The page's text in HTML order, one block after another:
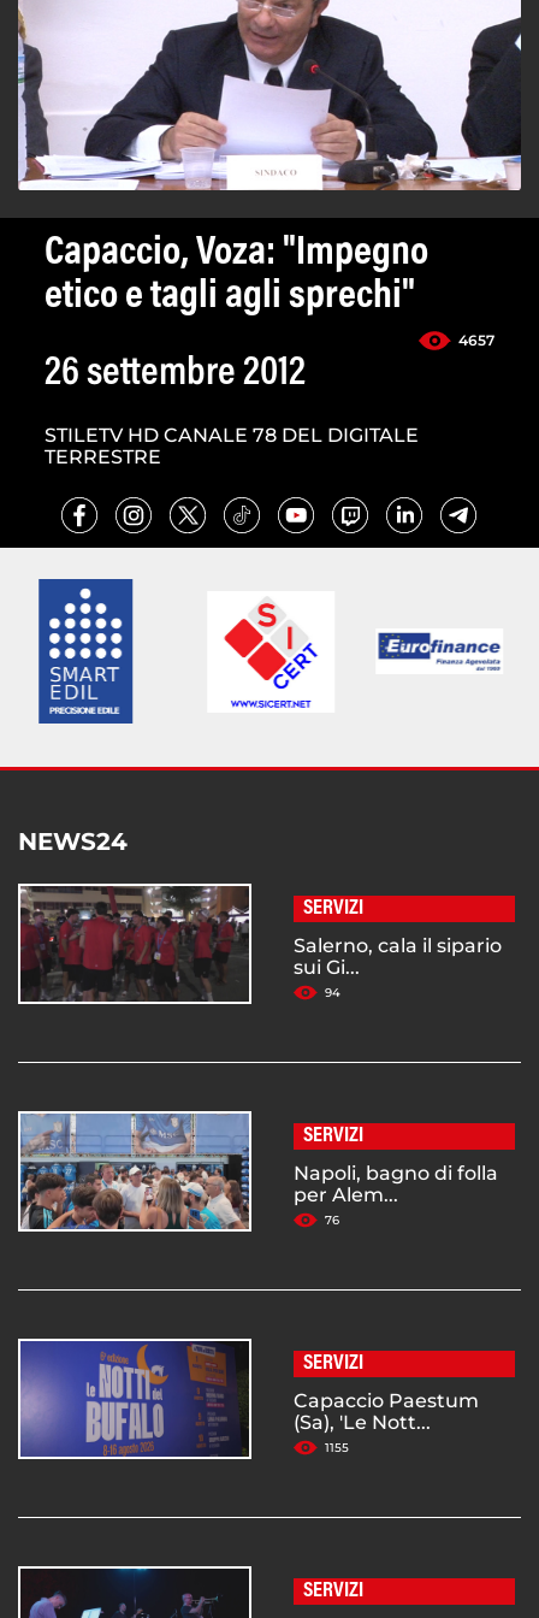
Capaccio, Voza: "Impegno
etico e tagli agli sprechi"
4657
26 settembre 2012
STILETV HD CANALE 78 DEL DIGITALE
TERRESTRE
NEWS24
SERVIZI
Salerno, cala il sipario
sui Gi...
94
SERVIZI
Napoli, bagno di folla
per Alem...
76
SERVIZI
Capaccio Paestum
(Sa), 'Le Nott...
1155
SERVIZI